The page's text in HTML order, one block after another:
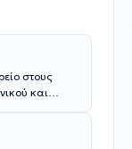
στους
και
Στρατού